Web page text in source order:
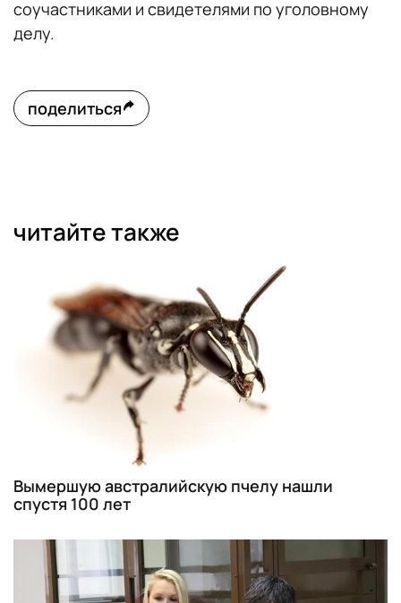
соучастниками и свидетелями по уголовному
делу.
поделиться
читайте также
Вымершую австралийскую пчелу нашли
спустя 100 лет